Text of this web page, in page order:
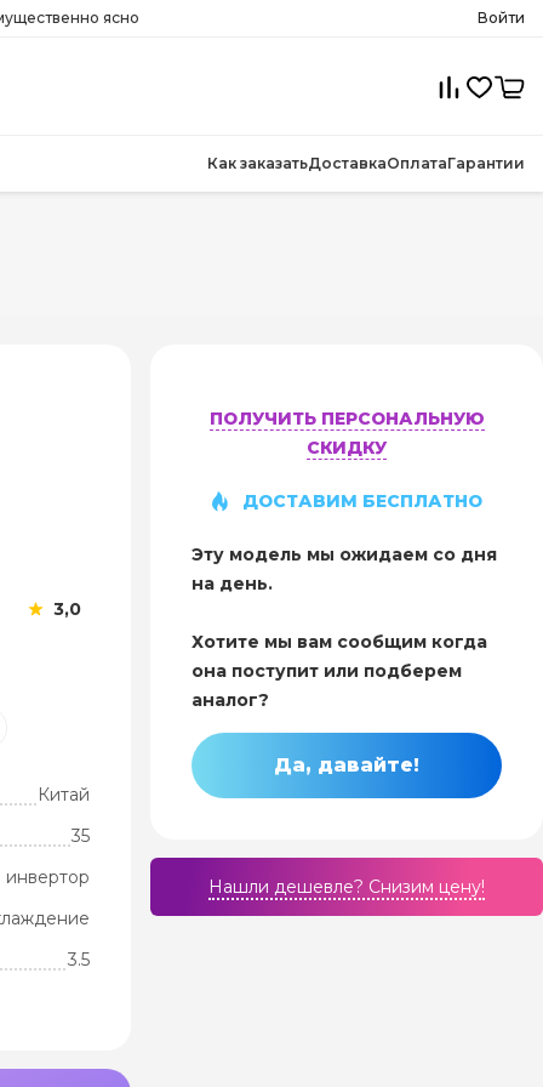
ясно Войти
Как заказатьДоставкаОплатаГарантии
3,0
Китай
35
3.5
ПОЛУЧИТЬ ПЕРСОНАЛЬНУЮ
СКИДКУ
ДОСТАВИМ БЕСПЛАТНО
Эту модель мы ожидаем со дня
на день.
Хотите мы вам сообщим когда
она поступит или подберем
аналог?
Да, давайте!
Нашли дешевле? Cнизим цену!